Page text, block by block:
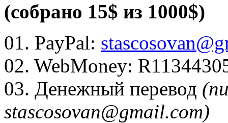
(собрано 15$ из 1000$)
01. PayPal:
02. WebMoney:
03. Денежный перевод
stascosovan@gmail.com)